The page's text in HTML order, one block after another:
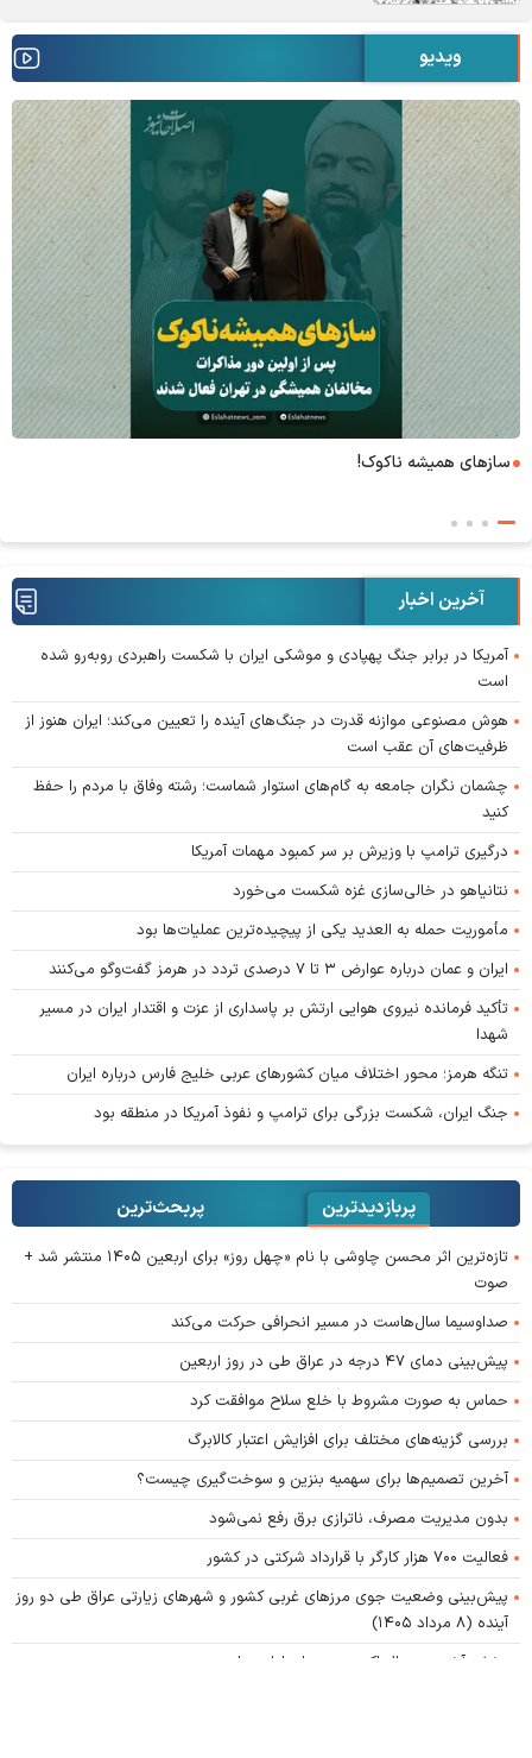
ویدیو
۶+۱ مدعی بهشت
آخرین اخبار
آمریکا در برابر جنگ پهپادی و موشکی ایران با شکست راهبردی روبه‌رو شده
است
هوش مصنوعی موازنه قدرت در جنگ‌های آینده را تعیین می‌کند؛ ایران هنوز از
ظرفیت‌های آن عقب است
چشمان نگران جامعه به گام‌های استوار شماست؛ رشته وفاق با مردم را حفظ
کنید
درگیری ترامپ با وزیرش بر سر کمبود مهمات آمریکا
نتانیاهو در خالی‌سازی غزه شکست می‌خورد
مأموریت حمله به العدید یکی از پیچیده‌ترین عملیات‌ها بود
ایران و عمان درباره عوارض ۳ تا ۷ درصدی تردد در هرمز گفت‌وگو می‌کنند
تأکید فرمانده نیروی هوایی ارتش بر پاسداری از عزت و اقتدار ایران در مسیر
شهدا
تنگه هرمز؛ محور اختلاف میان کشورهای عربی خلیج فارس درباره ایران
جنگ ایران، شکست بزرگی برای ترامپ و نفوذ آمریکا در منطقه بود
پربازدیدترین پربحث‌ترین‌
تازه‌ترین اثر محسن چاوشی با نام «چهل روز» برای اربعین ۱۴۰۵ منتشر شد +
صوت
صداوسیما سال‌هاست در مسیر انحرافی حرکت می‌کند
پیش‌بینی دمای ۴۷ درجه در عراق طی در روز اربعین
حماس به صورت مشروط با خلع سلاح موافقت کرد
بررسی گزینه‌های مختلف برای افزایش اعتبار کالابرگ
آخرین تصمیم‌ها برای سهمیه بنزین و سوخت‌گیری چیست؟
بدون مدیریت مصرف، ناترازی برق رفع نمی‌شود
فعالیت ۷۰۰ هزار کارگر با قرارداد شرکتی در کشور
پیش‌بینی وضعیت جوی مرز‌های غربی کشور و شهر‌های زیارتی عراق طی دو روز
آینده (۸ مرداد ۱۴۰۵)
پخش آخرین سریال اکبر عبدی برای اولین بار